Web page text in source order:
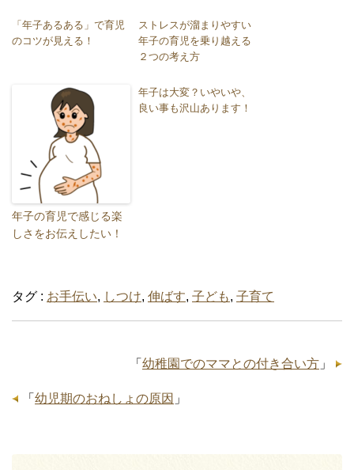
「年子あるある」で育児
のコツが見える！
ストレスが溜まりやすい
年子の育児を乗り越える
２つの考え方
年子の育児で感じる楽
しさをお伝えしたい！
年子は大変？いやいや、
良い事も沢山あります！
タグ : お手伝い, しつけ, 伸ばす, 子ども, 子育て
「 幼稚園でのママとの付き合い方 」
「 幼児期のおねしょの原因 」